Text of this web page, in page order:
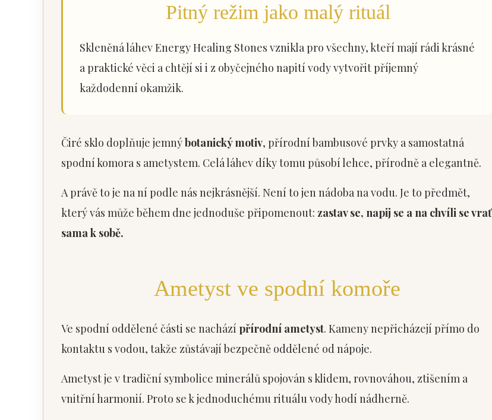
Pitný režim jako malý rituál
Skleněná láhev Energy Healing Stones vznikla pro všechny, kteří mají rádi krásné
a praktické věci a chtějí si i z obyčejného napití vody vytvořit příjemný
každodenní okamžik.
Čiré sklo doplňuje jemnýbotanický motiv, přírodní bambusové prvky a samostatná
spodní komora s ametystem. Celá láhev díky tomu působí lehce, přírodně a elegantně.
A právě to je na ní podle nás nejkrásnější. Není to jen nádoba na vodu. Je to předmět,
který vás může během dne jednoduše připomenout: zastav se, napij se a na chvíli se vrať
sama k sobě.
Ametyst ve spodní komoře
Ve spodní oddělené části se nachází přírodní ametyst. Kameny nepřicházejí přímo do
kontaktu s vodou, takže zůstávají bezpečně oddělené od nápoje.
Ametyst je v tradiční symbolice minerálů spojován s klidem, rovnováhou, ztišením a
vnitřní harmonií. Proto se k jednoduchému rituálu vody hodí nádherně.